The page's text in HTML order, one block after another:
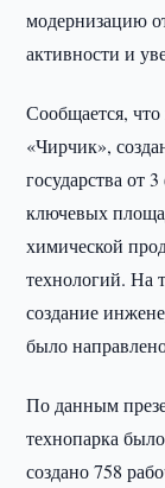
модернизацию
активности и
Сообщается,
«Чирчик»,
государства от
ключевых
химической
технологий. На
создание
было
По данным
технопарка
создано 758